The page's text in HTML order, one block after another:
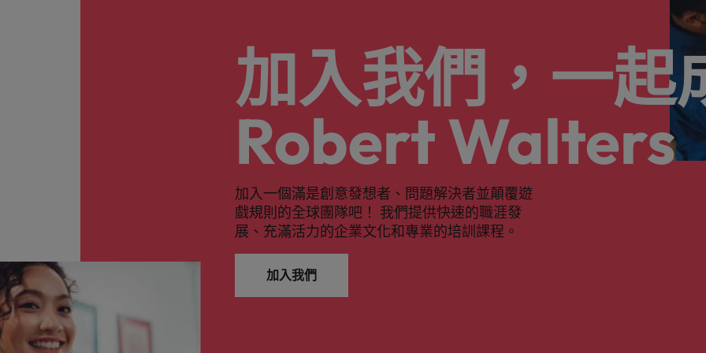
加入我們，一起
Robert Walters
加入一個滿是創意發想者、問題解決者並顛覆遊
戲規則的全球團隊吧！ 我們提供快速的職涯發
展、充滿活力的企業文化和專業的培訓課程。
加入我們